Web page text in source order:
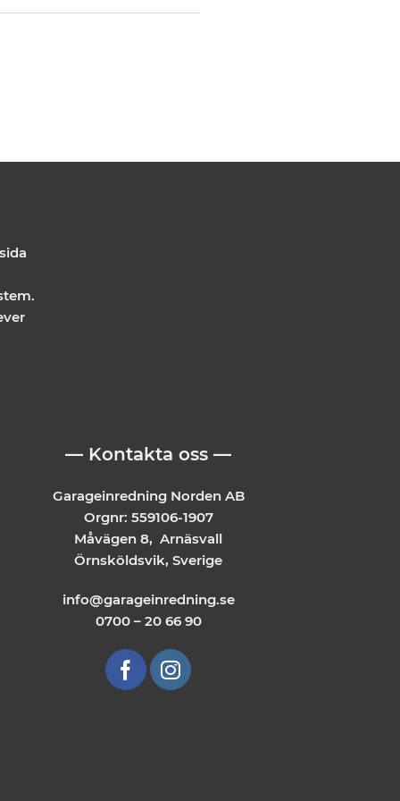
— Kontakta oss —
Garageinredning Norden AB
Orgnr: 559106-1907
Måvägen 8, Arnäsvall
Örnsköldsvik, Sverige
info@garageinredning.se
0700 – 20 66 90